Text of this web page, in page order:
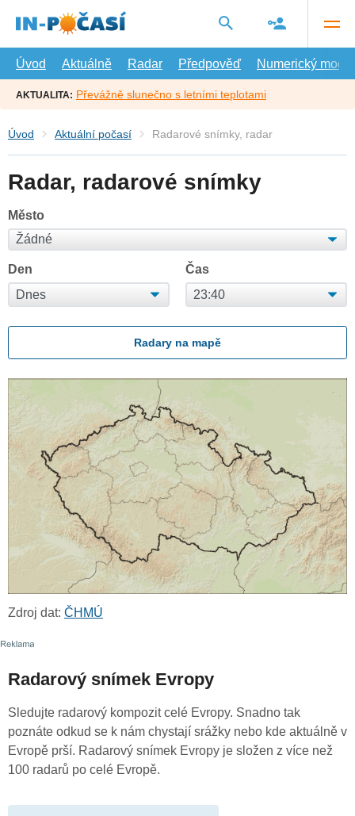
hlavní
Úvod
Aktuálně Radar Předpověď Numerický model
AKTUALITA: Převážně slunečno s letními teplotami
Úvod Aktuální počasí Radarové snímky, radar
Radar, radarové snímky
Město
Den Čas
Radary na mapě
Zdroj dat: ČHMÚ
Radarový snímek Evropy
Sledujte radarový kompozit celé Evropy. Snadno tak
poznáte odkud se k nám chystají srážky nebo kde aktuálně v
Evropě prší. Radarový snímek Evropy je složen z více než
100 radarů po celé Evropě.